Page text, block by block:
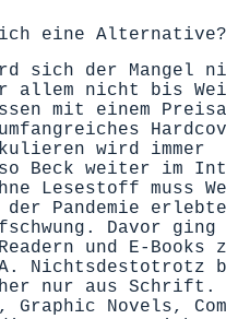
eine Alternative?
sich der Mangel
allem nicht bis
mit einem
wird immer
Beck weiter im
Lesestoff muss
Pandemie
Davor ging
und E-Books
Nichtsdestotrotz
nur aus Schrift.
Graphic Novels,